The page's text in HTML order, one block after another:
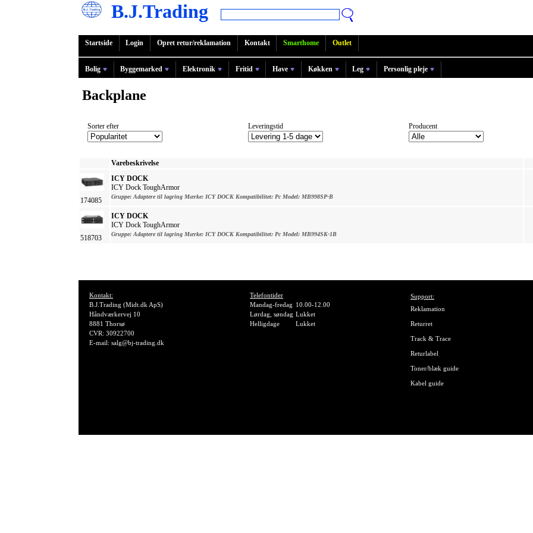
B.J.Trading
Startside Login Opret retur/reklamation Kontakt Smarthome Outlet
Bolig Byggemarked Elektronik Fritid Have Køkken Leg Personlig pleje
Backplane
Sorter efter Leveringstid Producent
Varebeskrivelse
174085
ICY DOCK
ICY Dock ToughArmor
Gruppe: Adaptere til lagring Mærke: ICY DOCK Kompatibilitet: Pc Model: MB998SP-B
518703
ICY DOCK
ICY Dock ToughArmor
Gruppe: Adaptere til lagring Mærke: ICY DOCK Kompatibilitet: Pc Model: MB994SK-1B
Kontakt:
B.J.Trading (Midt.dk ApS)
Håndværkervej 10
8881 Thorsø
CVR: 30922700
E-mail: salg@bj-trading.dk
Telefontider
Mandag-fredag 10.00-12.00
Lørdag, søndag Lukket
Helligdage
Lukket
Support:
Reklamation
Returret
Track & Trace
Returlabel
Toner/blæk guide
Kabel guide